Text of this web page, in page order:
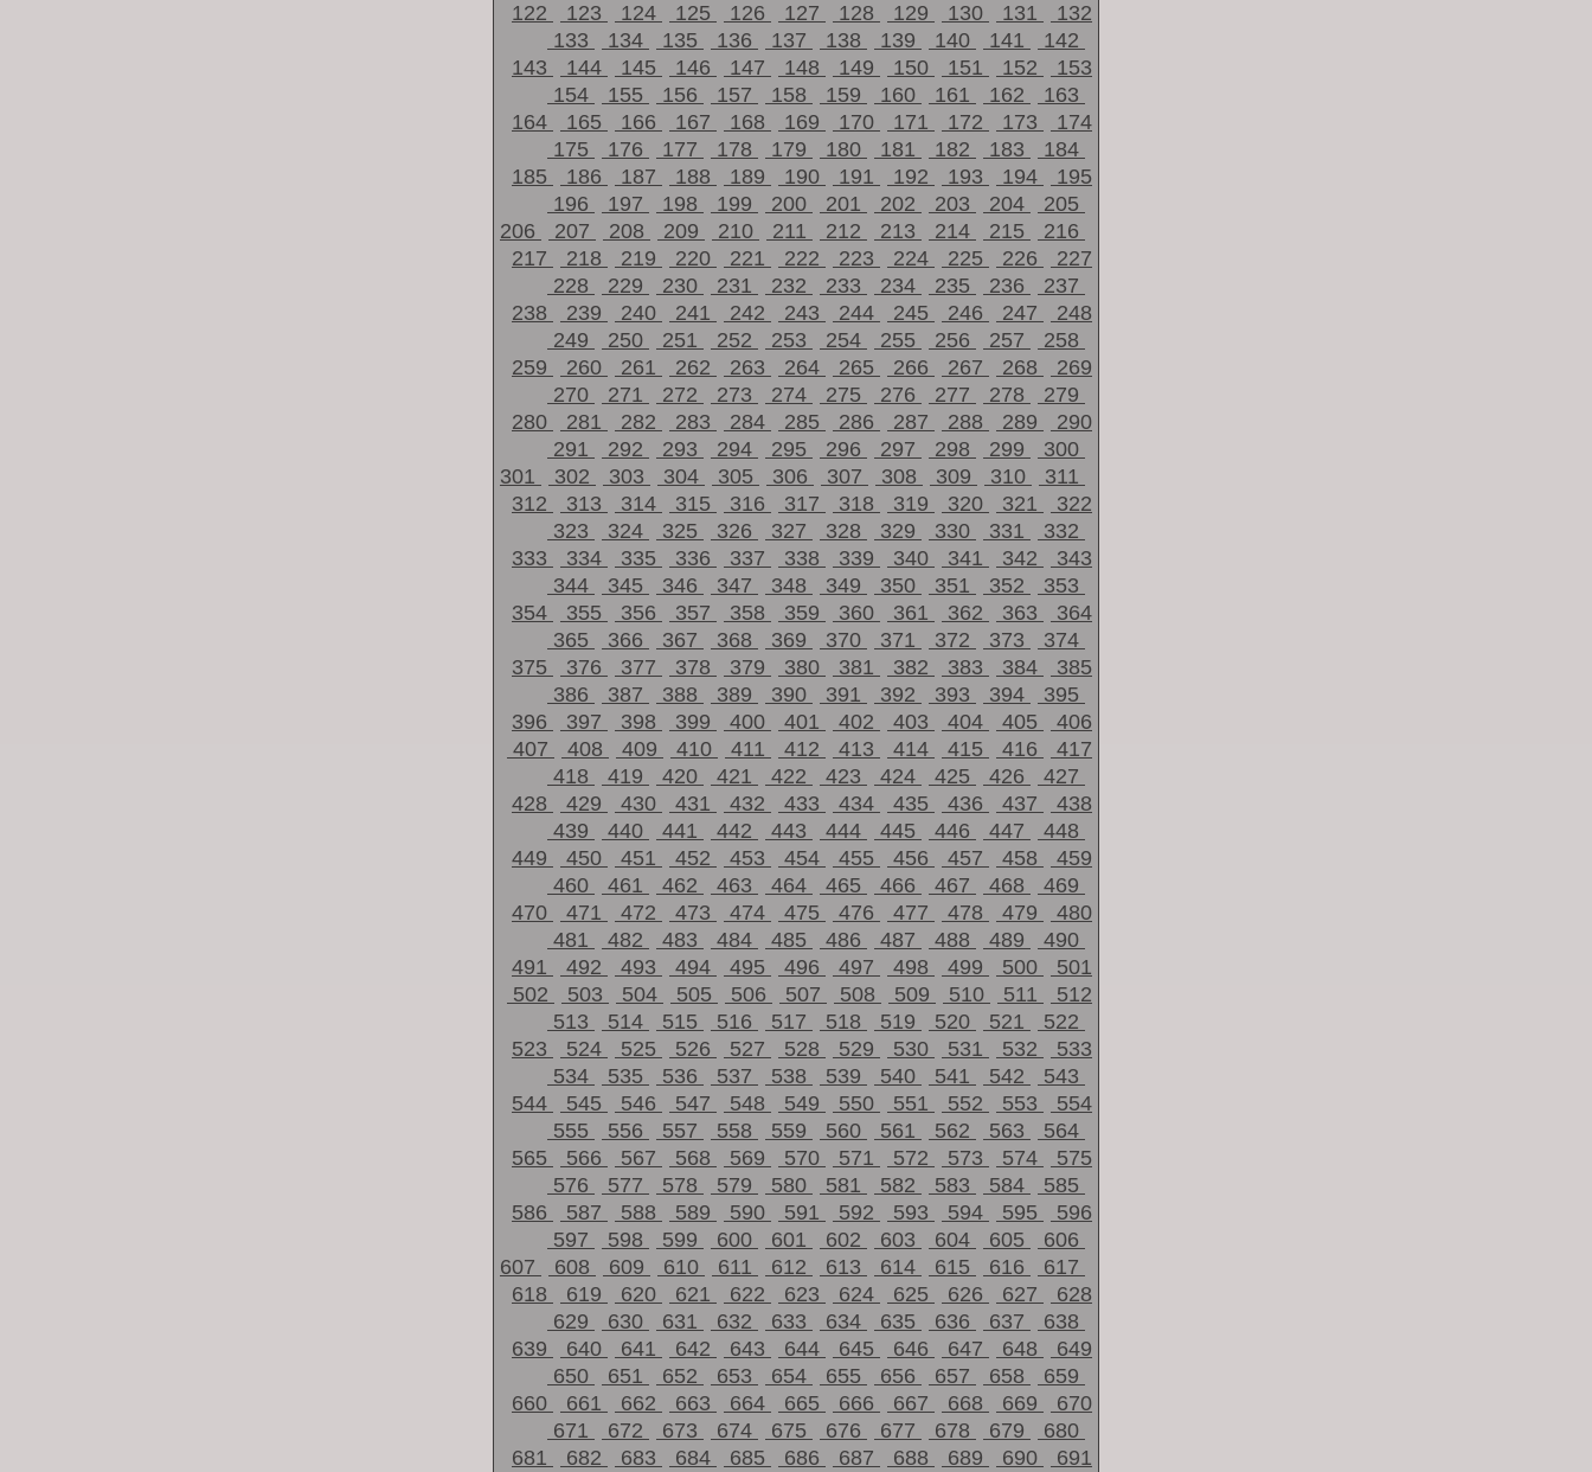
122
123 124 125 126 127 128 129 130 131
132
133
134 135 136 137 138 139 140 141
142
143
144 145 146 147 148 149 150 151 152
153
154
155 156 157 158 159 160 161 162
163
164
165 166 167 168 169 170 171 172 173
174
175
176 177 178 179 180 181 182 183
184
185
186 187 188 189 190 191 192 193 194
195
196
197 198 199 200 201 202 203 204
205
206
207 208 209 210 211 212 213 214 215
216
217
218 219 220 221 222 223 224 225 226
227
228
229 230 231 232 233 234 235 236
237
238
239 240 241 242 243 244 245 246 247
248
249
250 251 252 253 254 255 256 257
258
259
260 261 262 263 264 265 266 267 268
269
270
271 272 273 274 275 276 277 278
279
280
281 282 283 284 285 286 287 288 289
290
291
292 293 294 295 296 297 298 299
300
301
302 303 304 305 306 307 308 309 310
311
312
313 314 315 316 317 318 319 320 321
322
323
324 325 326 327 328 329 330 331
332
333
334 335 336 337 338 339 340 341 342
343
344
345 346 347 348 349 350 351 352
353
354
355 356 357 358 359 360 361 362 363
364
365
366 367 368 369 370 371 372 373
374
375
376 377 378 379 380 381 382 383 384
385
386
387 388 389 390 391 392 393 394
395
396
397 398 399 400 401 402 403 404 405
406
407
408 409 410 411 412 413 414 415 416
417
418
419 420 421 422 423 424 425 426
427
428
429 430 431 432 433 434 435 436 437
438
439
440 441 442 443 444 445 446 447
448
449
450 451 452 453 454 455 456 457 458
459
460
461 462 463 464 465 466 467 468
469
470
471 472 473 474 475 476 477 478 479
480
481
482 483 484 485 486 487 488 489
490
491
492 493 494 495 496 497 498 499 500
501
502
503 504 505 506 507 508 509 510 511
512
513
514 515 516 517 518 519 520 521
522
523
524 525 526 527 528 529 530 531 532
533
534
535 536 537 538 539 540 541 542
543
544
545 546 547 548 549 550 551 552 553
554
555
556 557 558 559 560 561 562 563
564
565
566 567 568 569 570 571 572 573 574
575
576
577 578 579 580 581 582 583 584
585
586
587 588 589 590 591 592 593 594 595
596
597
598 599 600 601 602 603 604 605
606
607
608 609 610 611 612 613 614 615 616
617
618
619 620 621 622 623 624 625 626 627
628
629
630 631 632 633 634 635 636 637
638
639
640 641 642 643 644 645 646 647 648
649
650
651 652 653 654 655 656 657 658
659
660
661 662 663 664 665 666 667 668 669
670
671
672 673 674 675 676 677 678 679
680
681
682 683 684 685 686 687 688 689 690
691